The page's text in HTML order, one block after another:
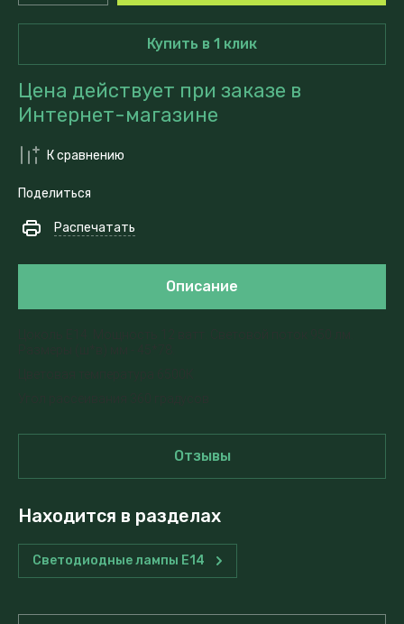
Купить в 1 клик
Цена действует при заказе в
Интернет-магазине
К сравнению
Поделиться
Распечатать
Описание
Отзывы
Находится в разделах
Светодиодные лампы E14